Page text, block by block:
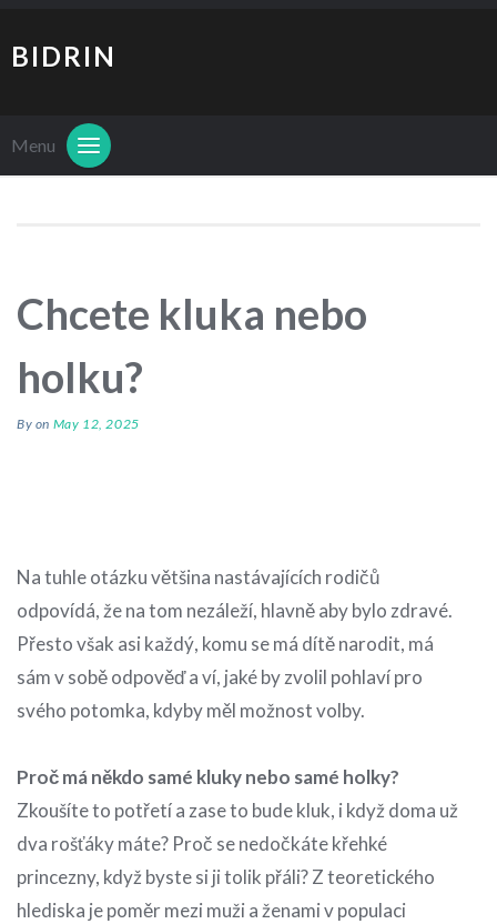
BIDRIN
Menu
Chcete kluka nebo
holku?
By on May 12, 2025
Na tuhle otázku většina nastávajících rodičů
odpovídá, že na tom nezáleží, hlavně aby bylo zdravé.
Přesto však asi každý, komu se má dítě narodit, má
sám v sobě odpověď a ví, jaké by zvolil pohlaví pro
svého potomka, kdyby měl možnost volby.
Proč má někdo samé kluky nebo samé holky?
Zkoušíte to potřetí a zase to bude kluk, i když doma už
dva rošťáky máte? Proč se nedočkáte křehké
princezny, když byste si ji tolik přáli? Z teoretického
hlediska je poměr mezi muži a ženami v populaci